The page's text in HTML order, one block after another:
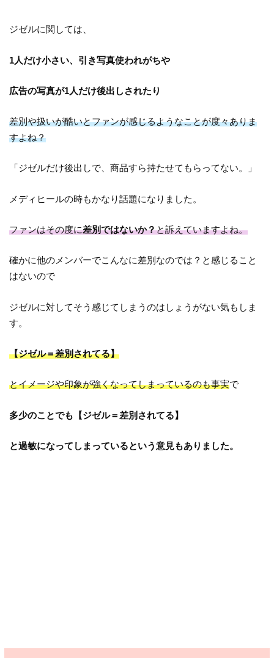
ジゼルに関しては、
1人だけ小さい、引き写真使われがちや
広告の写真が1人だけ後出しされたり
差別や扱いが酷いとファンが感じるようなことが度々ありま
すよね？
「ジゼルだけ後出しで、商品すら持たせてもらってない。」
メディヒールの時もかなり話題になりました。
ファンはその度に差別ではないか？と訴えていますよね。
確かに他のメンバーでこんなに差別なのでは？と感じること
はないので
ジゼルに対してそう感じてしまうのはしょうがない気もしま
す。
【ジゼル＝差別されてる】
とイメージや印象が強くなってしまっているのも事実で
多少のことでも【ジゼル＝差別されてる】
と過敏になってしまっているという意見もありました。